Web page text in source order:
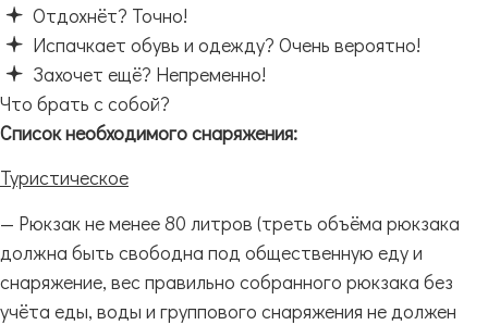
Отдохнёт? Точно!
Испачкает обувь и одежду? Очень вероятно!
Захочет ещё? Непременно!
Что брать с собой?
Список необходимогоснаряжения:
Туристическое
— Рюкзак не менее 80 литров (треть объёма рюкзака
должна быть свободна под общественную еду и
снаряжение, вес правильно собранного рюкзака без
учёта еды, воды и группового снаряжения не должен